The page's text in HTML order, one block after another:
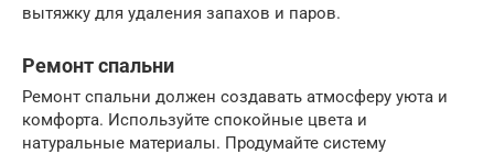
вытяжку для удаления запахов и паров.
Ремонт спальни
Ремонт спальни должен создавать атмосферу уюта и
комфорта. Используйте спокойные цвета и
натуральные материалы. Продумайте систему